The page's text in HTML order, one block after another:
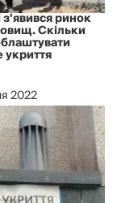
з'явився ринок
Скільки
укриття
2022